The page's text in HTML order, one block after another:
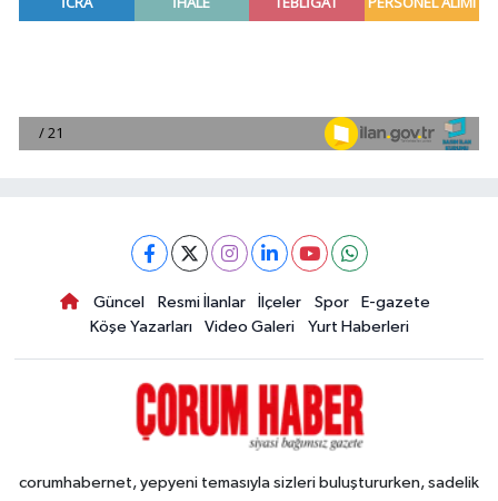
Güncel Resmi İlanlar İlçeler Spor
E-gazete
Köşe Yazarları
Video Galeri Yurt Haberleri
corumhabernet, yepyeni temasıyla sizleri buluştururken, sadelik